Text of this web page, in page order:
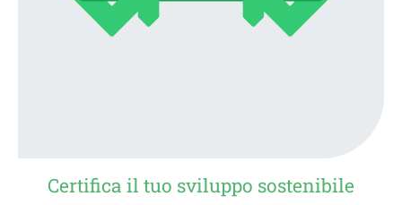
Certifica il tuo sviluppo sostenibile